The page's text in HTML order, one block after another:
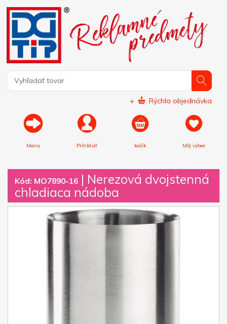
+ Rýchla objednávka
Menu Prihlásiť košík Môj výber
Kód: MO7890-16 | Nerezová dvojstenná
chladiaca nádoba